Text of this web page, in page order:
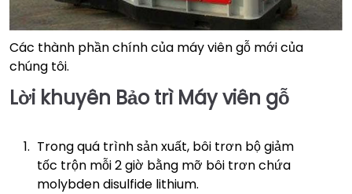
Các thành phần chính của máy viên gỗ mới của
chúng tôi.
Lời khuyên Bảo trì Máy viên gỗ
Trong quá trình sản xuất, bôi trơn bộ giảm
tốc trộn mỗi 2 giờ bằng mỡ bôi trơn chứa
molybden disulfide lithium.